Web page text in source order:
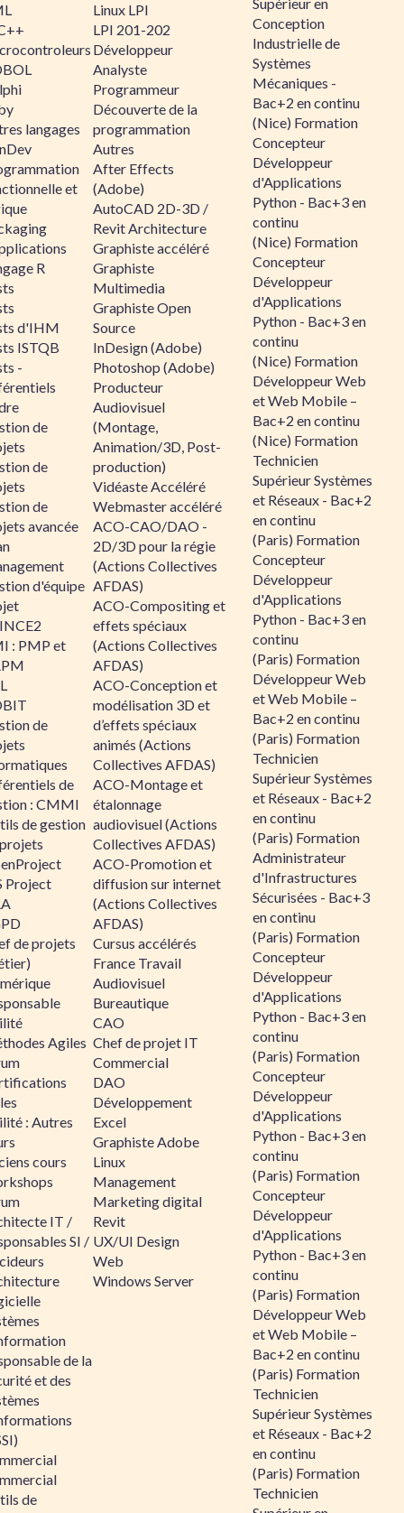
langages
et
R
d'IHM
ISTQB
-
de
de
de
avancée
d'équipe
: PMP et
de
de
: CMMI
de gestion
Project
de projets
Agiles
: Autres
cours
IT /
SI /
de la
et des
de
Linux LPI
LPI 201-202
Développeur
Analyste
Programmeur
Découverte de la
programmation
Autres
After Effects
(Adobe)
AutoCAD 2D-3D /
Revit Architecture
Graphiste accéléré
Graphiste
Multimedia
Graphiste Open
Source
InDesign (Adobe)
Photoshop (Adobe)
Producteur
Audiovisuel
(Montage,
Animation/3D, Post-
production)
Vidéaste Accéléré
Webmaster accéléré
ACO-CAO/DAO -
2D/3D pour la régie
(Actions Collectives
AFDAS)
ACO-Compositing et
effets spéciaux
(Actions Collectives
AFDAS)
ACO-Conception et
modélisation 3D et
d’effets spéciaux
animés (Actions
Collectives AFDAS)
ACO-Montage et
étalonnage
audiovisuel (Actions
Collectives AFDAS)
ACO-Promotion et
diffusion sur internet
(Actions Collectives
AFDAS)
Cursus accélérés
France Travail
Audiovisuel
Bureautique
CAO
Chef de projet IT
Commercial
DAO
Développement
Excel
Graphiste Adobe
Linux
Management
Marketing digital
Revit
UX/UI Design
Web
Windows Server
Conception
Industrielle de
Systèmes
Mécaniques -
Bac+2 en continu
(Nice) Formation
Concepteur
Développeur
d'Applications
Python - Bac+3 en
continu
(Nice) Formation
Concepteur
Développeur
d'Applications
Python - Bac+3 en
continu
(Nice) Formation
Développeur Web
et Web Mobile –
Bac+2 en continu
(Nice) Formation
Technicien
Supérieur Systèmes
et Réseaux - Bac+2
en continu
(Paris) Formation
Concepteur
Développeur
d'Applications
Python - Bac+3 en
continu
(Paris) Formation
Développeur Web
et Web Mobile –
Bac+2 en continu
(Paris) Formation
Technicien
Supérieur Systèmes
et Réseaux - Bac+2
en continu
(Paris) Formation
Administrateur
d'Infrastructures
Sécurisées - Bac+3
en continu
(Paris) Formation
Concepteur
Développeur
d'Applications
Python - Bac+3 en
continu
(Paris) Formation
Concepteur
Développeur
d'Applications
Python - Bac+3 en
continu
(Paris) Formation
Concepteur
Développeur
d'Applications
Python - Bac+3 en
continu
(Paris) Formation
Développeur Web
et Web Mobile –
Bac+2 en continu
(Paris) Formation
Technicien
Supérieur Systèmes
et Réseaux - Bac+2
en continu
(Paris) Formation
Technicien